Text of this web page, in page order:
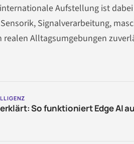
Aufstellung ist
Signalverarbeitung,
realen Alltagsumgebungen
So funktioniert Edge AI